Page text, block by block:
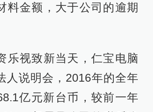
料金额，大于公司的逾期
乐视致新当天，仁宝电脑
人说明会，2016年的全年
亿元新台币，较前一年